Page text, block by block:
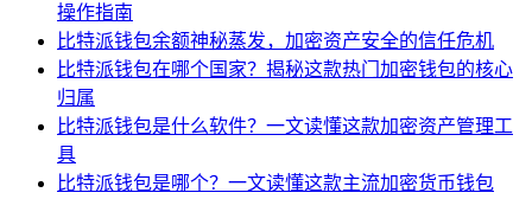
操作指南
比特派钱包余额神秘蒸发，加密资产安全的信任危机
比特派钱包在哪个国家？揭秘这款热门加密钱包的核心
归属
比特派钱包是什么软件？一文读懂这款加密资产管理工
具
比特派钱包是哪个？一文读懂这款主流加密货币钱包